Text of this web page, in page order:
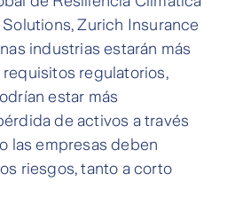
Zurich Insurance
industrias estarán más
regulatorios,
estar más
de activos a través
las empresas deben
riesgos, tanto a corto